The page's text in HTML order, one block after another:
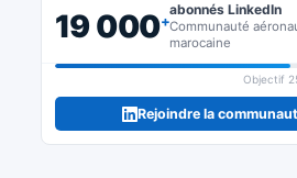
19 000+
abonnés LinkedIn
Communauté
marocaine
Objectif
Rejoindre la